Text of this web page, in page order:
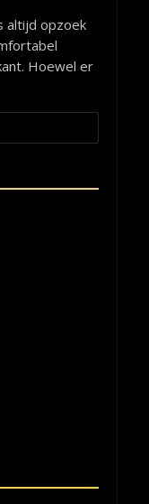
altijd opzoek
Hoewel er